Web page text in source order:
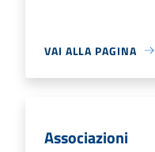
VAI ALLA PAGINA
Associazioni